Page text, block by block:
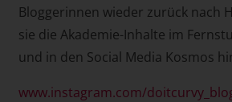
Bloggerinnen wieder zurück nach
sie die Akademie-Inhalte im
und in den Social Media Kosmos
www.instagram.com/